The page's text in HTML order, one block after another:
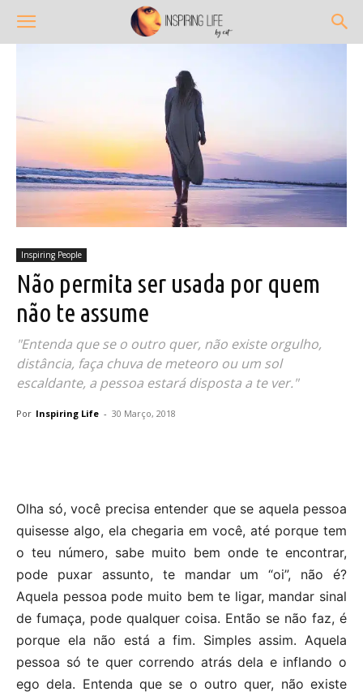
Inspiring People
Não permita ser usada por quem
não te assume
"Entenda que se o outro quer, não existe orgulho,
distância, faça chuva de meteoro ou um sol
escaldante, a pessoa estará disposta a te ver."
Por Inspiring Life - 30 Março, 2018
Olha só, você precisa entender que se aquela pessoa
quisesse algo, ela chegaria em você, até porque tem
o teu número, sabe muito bem onde te encontrar,
pode puxar assunto, te mandar um “oi”, não é?
Aquela pessoa pode muito bem te ligar, mandar sinal
de fumaça, pode qualquer coisa. Então se não faz, é
porque ela não está a fim. Simples assim. Aquela
pessoa só te quer correndo atrás dela e inflando o
ego dela. Entenda que se o outro quer, não existe